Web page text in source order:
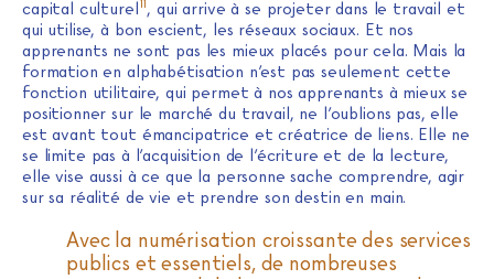
capital culturel11, qui arrive à se projeter dans le travail et
qui utilise, à bon escient, les réseaux sociaux. Et nos
apprenants ne sont pas les mieux placés pour cela. Mais la
formation en alphabétisation n’est pas seulement cette
fonction utilitaire, qui permet à nos apprenants à mieux se
positionner sur le marché du travail, ne l’oublions pas, elle
est avant tout émancipatrice et créatrice de liens. Elle ne
se limite pas à l’acquisition de l’écriture et de la lecture,
elle vise aussi à ce que la personne sache comprendre, agir
sur sa réalité de vie et prendre son destin en main.
Avec la numérisation croissante des services
publics et essentiels, de nombreuses